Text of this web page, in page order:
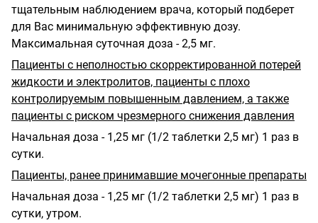
тщательным наблюдением врача, который подберет
для Вас минимальную эффективную дозу.
Максимальная суточная доза - 2,5 мг.
Пациенты с неполностью скорректированной потерей
жидкости и электролитов, пациенты с плохо
контролируемым повышенным давлением, а также
пациенты с риском чрезмерного снижения давления
Начальная доза - 1,25 мг (1/2 таблетки 2,5 мг) 1 раз в
сутки.
Пациенты, ранее принимавшие мочегонные препараты
Начальная доза - 1,25 мг (1/2 таблетки 2,5 мг) 1 раз в
сутки, утром.